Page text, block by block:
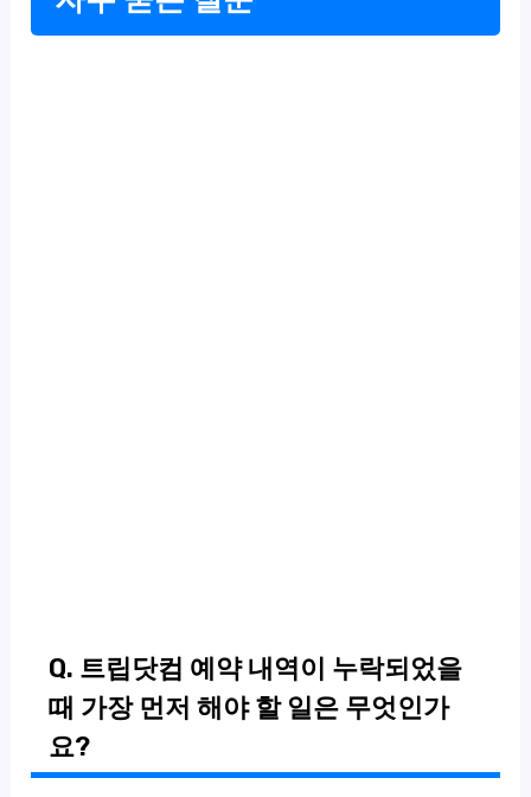
Q. 트립닷컴 예약 내역이 누락되었을
때 가장 먼저 해야 할 일은 무엇인가
요?